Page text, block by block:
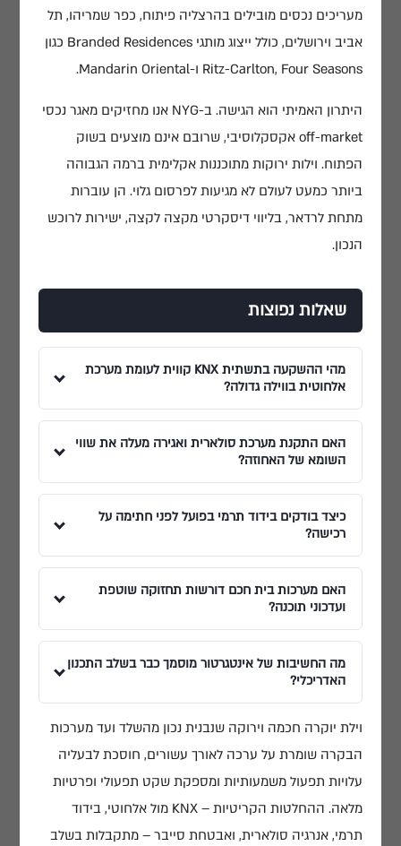
מעריכים נכסים מובילים בהרצליה פיתוח, כפר שמריהו, תל
אביב וירושלים, כולל ייצוג מותגי Branded Residences כגון
Ritz-Carlton, Four Seasons ו-Mandarin Oriental.
היתרון האמיתי הוא הגישה. ב-NYG אנו מחזיקים מאגר נכסי
off-market אקסקלוסיבי, שרובם אינם מוצעים בשוק
הפתוח. וילות ירוקות מתוכננות אקלימית ברמה הגבוהה
ביותר כמעט לעולם לא מגיעות לפרסום גלוי. הן עוברות
מתחת לרדאר, בליווי דיסקרטי מקצה לקצה, ישירות לרוכש
הנכון.
שאלות נפוצות
מהי ההשקעה בתשתית KNX קווית לעומת מערכת
אלחוטית בווילה גדולה?
האם התקנת מערכת סולארית ואגירה מעלה את שווי
השומא של האחוזה?
כיצד בודקים בידוד תרמי בפועל לפני חתימה על
רכישה?
האם מערכות בית חכם דורשות תחזוקה שוטפת
ועדכוני תוכנה?
מה החשיבות של אינטגרטור מוסמך כבר בשלב התכנון
האדריכלי?
וילת יוקרה חכמה וירוקה שנבנית נכון מהשלד ועד מערכות
הבקרה שומרת על ערכה לאורך עשורים, חוסכת לבעליה
עלויות תפעול משמעותיות ומספקת שקט תפעולי ופרטיות
מלאה. ההחלטות הקריטיות – KNX מול אלחוטי, בידוד
תרמי, אנרגיה סולארית, ואבטחת סייבר – מתקבלות בשלב